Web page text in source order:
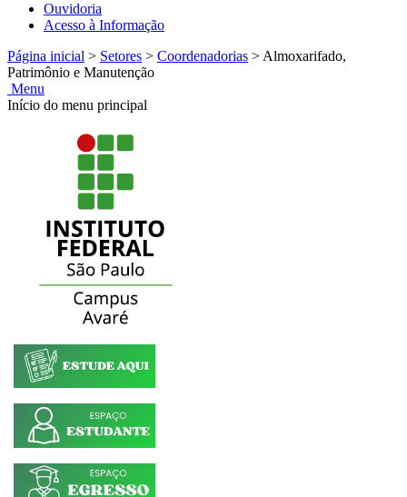
Ouvidoria
Acesso à Informação
Página inicial > Setores > Coordenadorias > Almoxarifado,
Patrimônio e Manutenção
Menu
Início do menu principal